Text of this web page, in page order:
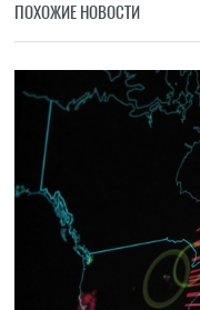
ПОХОЖИЕ НОВОСТИ